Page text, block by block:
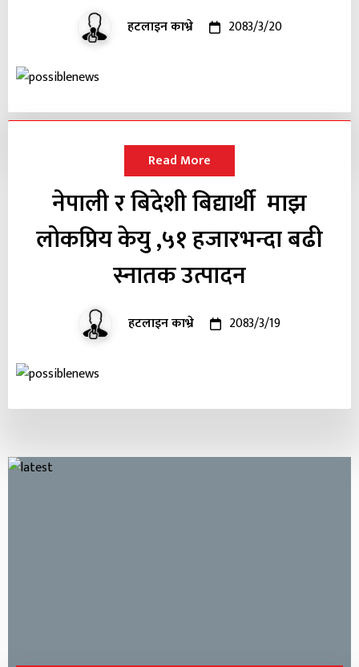
हटलाइन काभ्रे 2083/3/20
Read More
नेपाली र बिदेशी बिद्यार्थी माझ
लोकप्रिय केयु ,५१ हजारभन्दा बढी
स्नातक उत्पादन
हटलाइन काभ्रे 2083/3/19